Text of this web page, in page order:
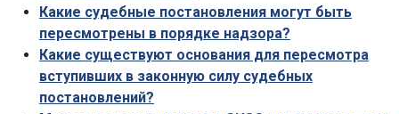
Какие судебные постановления могут быть
пересмотрены в порядке надзора?
Какие существуют основания для пересмотра
вступивших в законную силу судебных
постановлений?